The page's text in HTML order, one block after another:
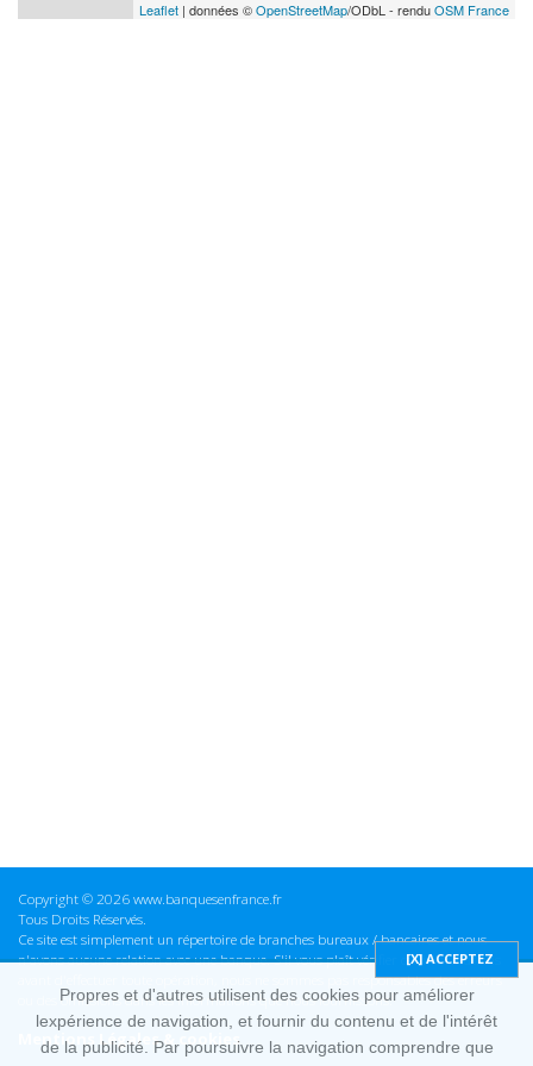
Leaflet | données ©OpenStreetMap/ODbL - renduOSM France
Copyright © 2026 www.banquesenfrance.fr
Tous Droits Réservés.
Ce site est simplement un répertoire de branches bureaux / bancaires et nous
n'avons aucune relation avec une banque. S'il vous plaît vérifier ces informations
avant d'effectuer toute opération, nous ne sommes pas responsables des erreurs
ou des omissions dans les informations que nous fournissons.
Mentions Légales & cookies
Propres et d'autres utilisent des cookies pour améliorer
lexpérience de navigation, et fournir du contenu et de l'intérêt
de la publicité. Par poursuivre la navigation comprendre que